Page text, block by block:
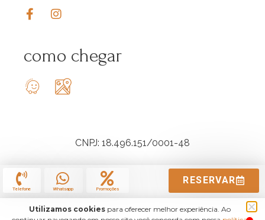
como chegar
CNPJ: 18.496.151/0001-48
Telefone Whatsapp Promoções
RESERVAR
Utilizamos cookiespara oferecer melhor experiência. Ao